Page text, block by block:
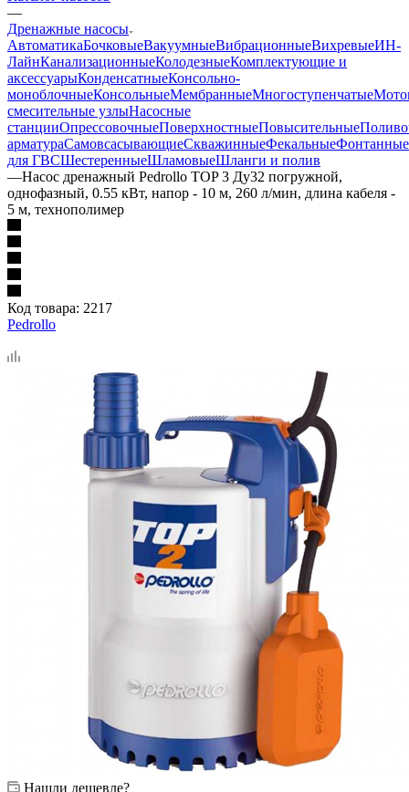
—
Дренажные насосы
АвтоматикаБочковыеВакуумныеВибрационныеВихревыеИН-
ЛайнКанализационныеКолодезныеКомплектующие и
аксессуарыКонденсатныеКонсольно-
моноблочныеКонсольныеМембранныеМногоступенчатые
смесительные узлыНасосные
станцииОпрессовочныеПоверхностныеПовысительные
арматураСамовсасывающиеСкважинныеФекальныеФонтанные
для ГВСШестеренныеШламовыеШланги и полив
—Насос дренажный Pedrollo TOP 3 Ду32 погружной,
однофазный, 0.55 кВт, напор - 10 м, 260 л/мин, длина кабеля -
5 м, технополимер
Код товара: 2217
Pedrollo
Нашли дешевле?